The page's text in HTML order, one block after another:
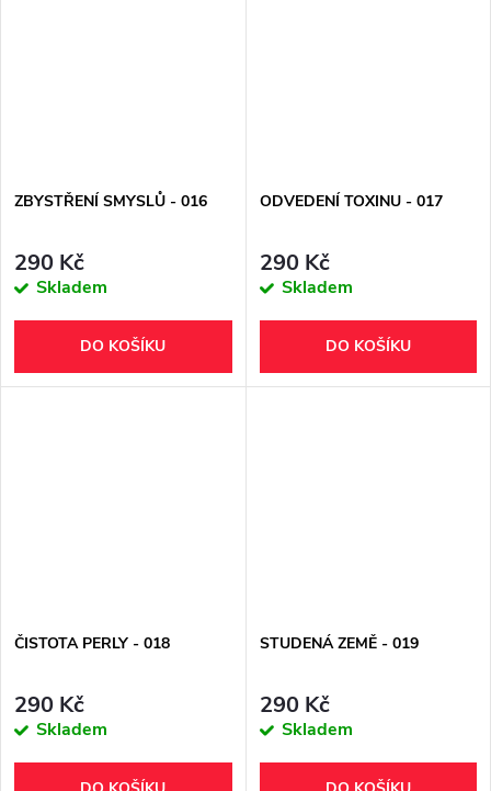
ZBYSTŘENÍ SMYSLŮ - 016
290 Kč
Skladem
DO KOŠÍKU
ODVEDENÍ TOXINU - 017
290 Kč
Skladem
DO KOŠÍKU
ČISTOTA PERLY - 018
290 Kč
Skladem
STUDENÁ ZEMĚ - 019
290 Kč
Skladem